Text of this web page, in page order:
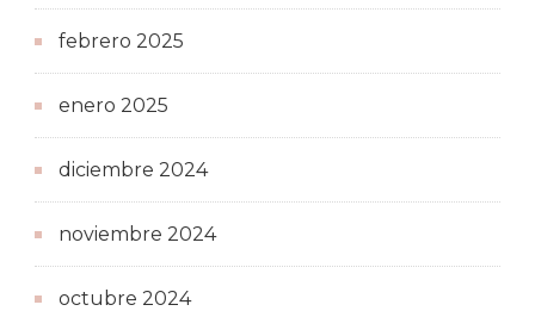
febrero 2025
enero 2025
diciembre 2024
noviembre 2024
octubre 2024